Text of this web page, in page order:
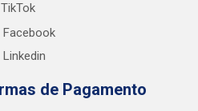
Facebook
Linkedin
de Pagamento